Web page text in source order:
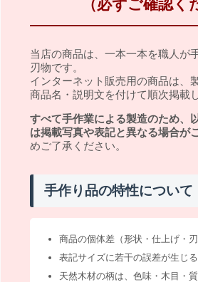
（必ずご確認く
当店の商品は、一本一本を職人が
刃物です。
インターネット販売用の商品は、
商品名・説明文を付けて順次掲載
すべて手作業による製造のため、
は掲載写真や表記と異なる場合が
めご了承ください。
手作り品の特性について
商品の個体差（形状・仕上げ・刃
表記サイズに若干の誤差が生じ
天然木材の柄は、色味・木目・